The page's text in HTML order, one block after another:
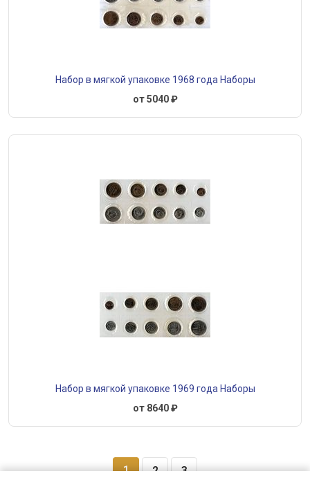
Набор в мягкой упаковке 1968 года Наборы
от 5040 ₽
Набор в мягкой упаковке 1969 года Наборы
от 8640 ₽
1 2 3